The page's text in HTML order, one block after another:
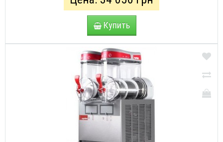
Купить